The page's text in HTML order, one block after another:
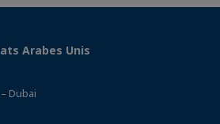
Arabes Unis
Dubai